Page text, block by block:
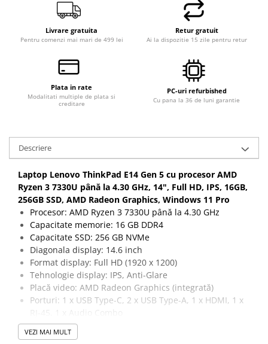
Ventilatoare carcasa
Componente Renew/Refurbished
Placi de baza REFURBISHED
PC All-in-One
Calculatoare All-in-One NOI
Calculatoare All-in-One RENEW
Componente All-in-One
Monitoare
Monitoare NOI
Monitoare Refurbished
Monitoare Renew
Monitoare Second-Hand
Servere
Hard Disk-uri SERVER
Accesorii server
Carcase server
Livrare gratuita
Pentru comenzi mai mari de 499 lei
Retur gratuit
Ai la dispozitie 15 zile pentru retur
Plata in rate
Modalitati multiple de plata si
creditare
PC-uri refurbished
Cu pana la 36 de luni garantie
Descriere
Laptop Lenovo ThinkPad E14 Gen 5 cu procesor AMD
Ryzen 3 7330U până la 4.30 GHz, 14", Full HD, IPS, 16GB,
256GB SSD, AMD Radeon Graphics, Windows 11 Pro
Procesor: AMD Ryzen 3 7330U până la 4.30 GHz
Capacitate memorie: 16 GB DDR4
Capacitate SSD: 256 GB NVMe
Diagonala display: 14.6 inch
Format display: Full HD (1920 x 1200)
Tehnologie display: IPS, Anti-Glare
Placă video: AMD Radeon Graphics (integrată)
Porturi: 1 x USB Type-C, 2 x USB Type-A, 1 x HDMI, 1 x
Conectivitate: 802.11 a/b/g/n/ac, Bluetooth 5.1
Camera web: HD 720p
VEZI MAI MULT